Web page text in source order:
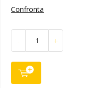
Confronta
- +